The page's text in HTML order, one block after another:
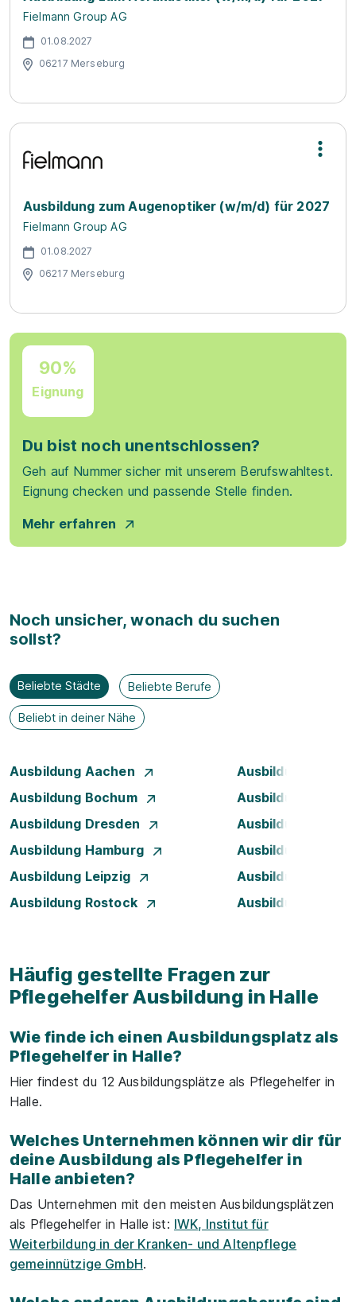
Fielmann Group AG
01.08.2027
06217 Merseburg
Ausbildung zum Augenoptiker (w/m/d) für 2027
Fielmann Group AG
01.08.2027
06217 Merseburg
90%
Eignung
Du bist noch unentschlossen?
Geh auf Nummer sicher mit unserem Berufswahltest.
Eignung checken und passende Stelle finden.
Mehr erfahren
Noch unsicher, wonach du suchen
sollst?
Beliebte Städte Beliebte Berufe
Beliebt in deiner Nähe
Ausbildung Aachen
Ausbildung
Ausbildung Bochum
Ausbildung Bonn
Ausbildung Dresden
Ausbildung
Ausbildung Hamburg
Ausbildung
Ausbildung Leipzig
Ausbildung
Ausbildung Rostock
Ausbildung
Häufig gestellte Fragen zur
Pflegehelfer Ausbildung in Halle
Wie finde ich einen Ausbildungsplatz als
Pflegehelfer in Halle?
Hier findest du 12 Ausbildungsplätze als Pflegehelfer in
Halle.
Welches Unternehmen können wir dir für
deine Ausbildung als Pflegehelfer in
Halle anbieten?
Das Unternehmen mit den meisten Ausbildungsplätzen
als Pflegehelfer in Halle ist: IWK, Institut für
Weiterbildung in der Kranken- und Altenpflege
gemeinnützige GmbH.